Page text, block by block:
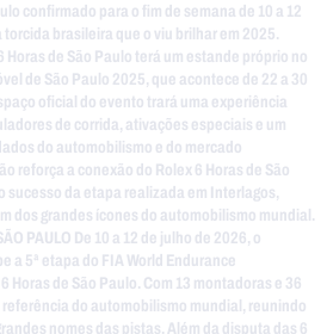
confirmado para o fim de semana de 10 a 12
brasileira que o viu brilhar em 2025.
Horas de São Paulo terá um estande próprio no
de São Paulo 2025, que acontece de 22 a 30
oficial do evento trará uma experiência
de corrida, ativações especiais e um
do automobilismo e do mercado
reforça a conexão do Rolex 6 Horas de São
sucesso da etapa realizada em Interlagos,
dos grandes ícones do automobilismo mundial.
PAULO De 10 a 12 de julho de 2026, o
a 5ª etapa do FIA World Endurance
Horas de São Paulo. Com 13 montadoras e 36
referência do automobilismo mundial, reunindo
nomes das pistas. Além da disputa das 6